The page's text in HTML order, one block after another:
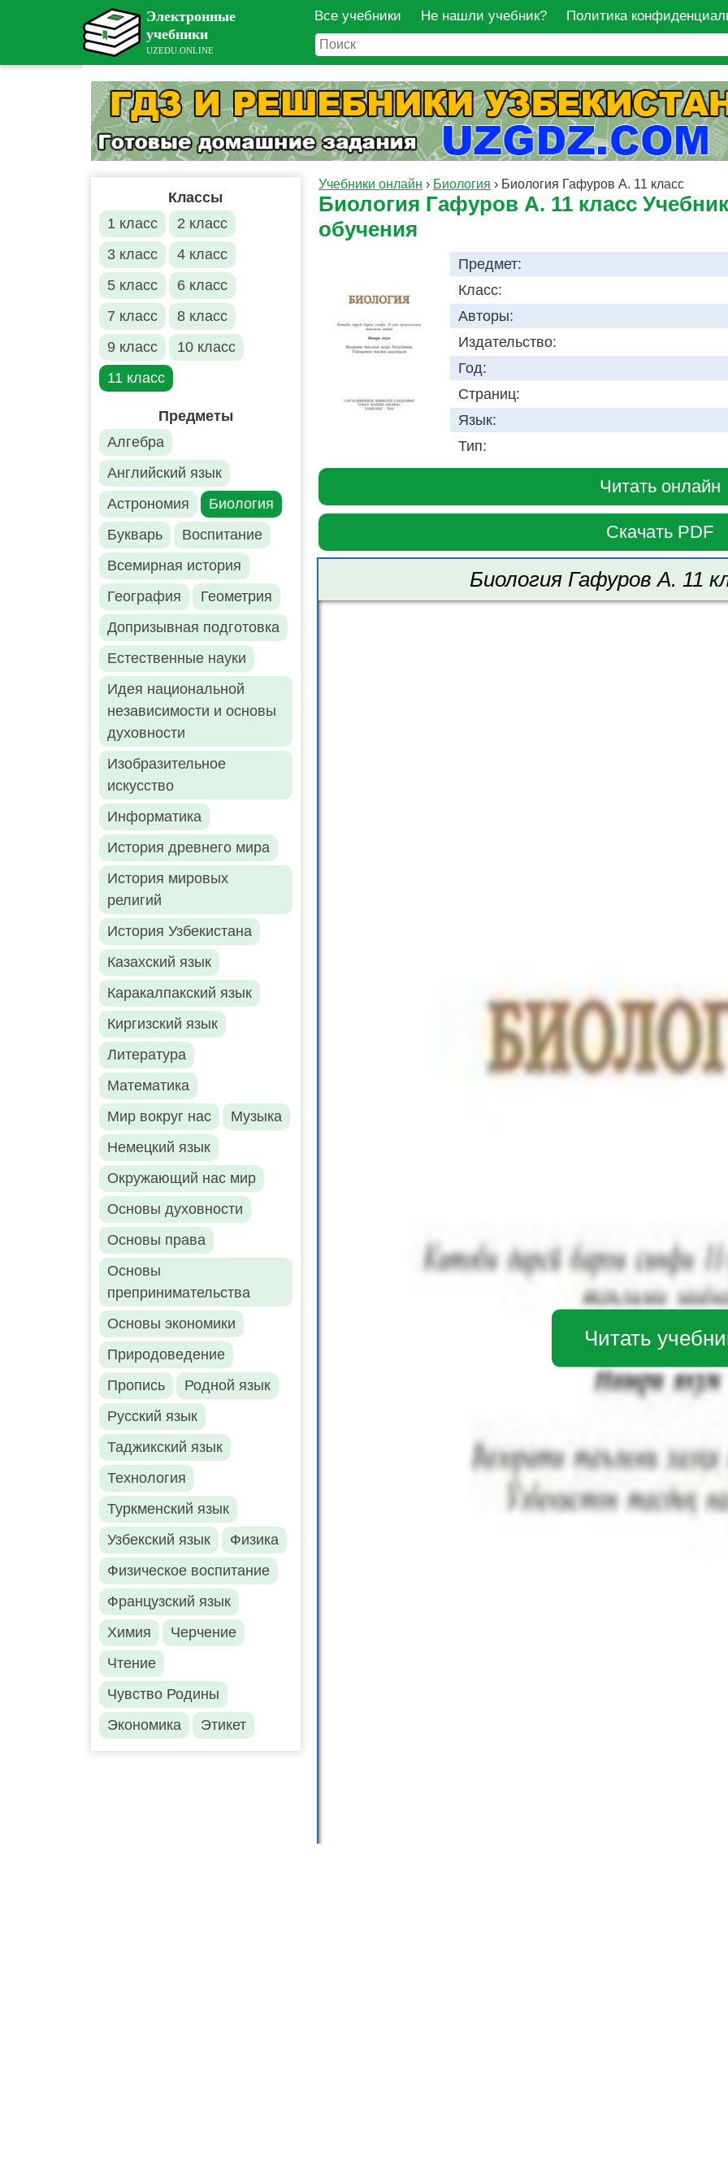
Все учебники Не нашли учебник? Политика
Классы
1 класс
2 класс
3 класс
4 класс
5 класс
6 класс
7 класс
8 класс
9 класс
10 класс
11 класс
Предметы
Алгебра
Английский язык
Астрономия
Биология
Букварь
Воспитание
Всемирная история
География
Геометрия
Допризывная подготовка
Естественные науки
Идея национальной
независимости и основы
духовности
Изобразительное
искусство
Информатика
История древнего мира
История мировых
религий
История Узбекистана
Казахский язык
Каракалпакский язык
Киргизский язык
Литература
Математика
Мир вокруг нас
Музыка
Немецкий язык
Окружающий нас мир
Основы духовности
Основы права
Основы
препринимательства
Основы экономики
Природоведение
Пропись
Родной язык
Русский язык
Таджикский язык
Технология
Туркменский язык
Узбекский язык
Физика
Физическое воспитание
Французский язык
Химия
Черчение
Чтение
Чувство Родины
Экономика
Этикет
Учебники онлайн › Биология › Биология Гафуров A. 11 класс
Биология Гафуров A. 11 класс
обучения
Предмет:
Класс:
Авторы:
Издательство:
Год:
Страниц:
Язык:
Тип:
Читать онлайн
Скачать PDF
Биология Гафуров A. 11
Читать